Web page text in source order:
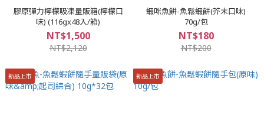
膠原彈力檸檬吸凍量販箱(檸檬口
味) (116gx48入/箱)
NT$1,500
NT$2,120
蝦咪魚餅-魚鬆蝦餅(芥末口味)
70g/包
NT$180
NT$200
新品上市 新品上市